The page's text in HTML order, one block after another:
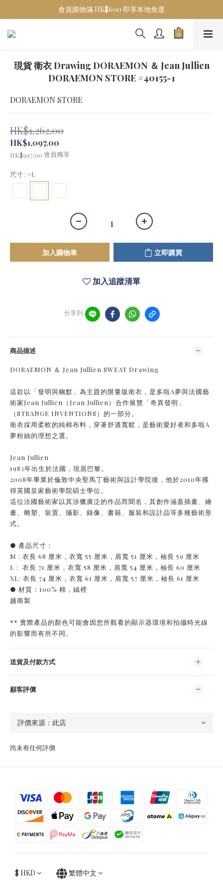
會員購物滿 HK$600 即享本地免運
現貨 衛衣 Drawing DORAEMON ＆ Jean Jullien
DORAEMON STORE #40155-1
DORAEMON STORE
HK$1,262.00
HK$1,097.00
HK$997.00 會員獨享
尺寸 : #L
加入購物車 立即購買
加入追蹤清單
分享到
商品描述
DORAEMON ＆ Jean Jullien SWEAT Drawing
這款以「發明與幽默」為主題的限量版衛衣，是多啦A夢與法國藝
術家Jean Jullien（Jean Jullien）合作展覽「奇異發明」
（STRANGE INVENTIONS）的一部分。
衛衣採用柔軟的純棉布料，穿著舒適寬鬆，是藝術愛好者和多啦A
夢粉絲的理想之選。
Jean Jullien
1983年出生於法國，現居巴黎。
2008年畢業於倫敦中央聖馬丁藝術與設計學院後，他於2010年獲
得英國皇家藝術學院碩士學位。
這位法國藝術家以其涉獵廣泛的作品而聞名，其創作涵蓋插畫、繪
畫、雕塑、裝置、攝影、錄像、書籍、服裝和設計品等多種藝術形
式。
● 產品尺寸：
M : 衣長 68 厘米，衣寬 55 厘米，肩寬 51 厘米，袖長 59 厘米
L : 衣長 71 厘米，衣寬 58 厘米，肩寬 54 厘米，袖長 60 厘米
XL: 衣長 74 厘米，衣寬 61 厘米，肩寬 57 厘米，袖長 61 厘米
● 材質：100% 棉，絨裡
越南製
** 實際產品的顏色可能會因您所觀看的顯示器環境和拍攝時光線
的影響而有所不同。
送貨及付款方式
顧客評價
尚未有任何評價
$ HKD 繁體中文